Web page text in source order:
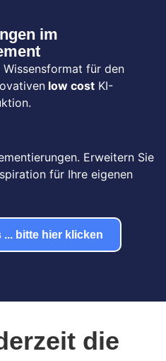
im
Wissensformat für den
low cost KI-
Erweitern Sie
für Ihre eigenen
... bitte hier klicken
die